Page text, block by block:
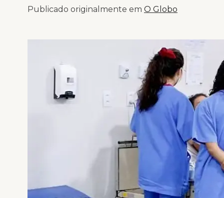
Publicado originalmente em O Globo